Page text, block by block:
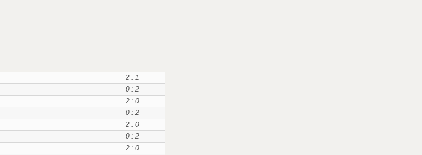
2 : 1
0 : 2
2 : 0
0 : 2
2 : 0
0 : 2
2 : 0